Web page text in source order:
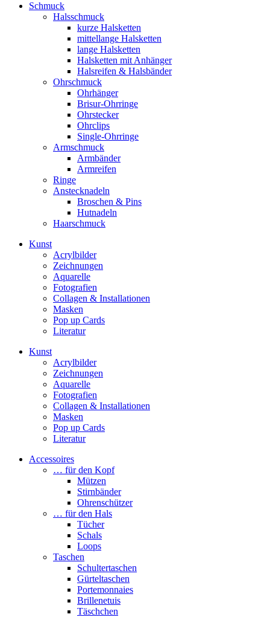
Schmuck
Halsschmuck
kurze Halsketten
mittellange Halsketten
lange Halsketten
Halsketten mit Anhänger
Halsreifen & Halsbänder
Ohrschmuck
Ohrhänger
Brisur-Ohrringe
Ohrstecker
Ohrclips
Single-Ohrringe
Armschmuck
Armbänder
Armreifen
Ringe
Anstecknadeln
Broschen & Pins
Hutnadeln
Haarschmuck
Kunst
Acrylbilder
Zeichnungen
Aquarelle
Fotografien
Collagen & Installationen
Masken
Pop up Cards
Literatur
Kunst
Acrylbilder
Zeichnungen
Aquarelle
Fotografien
Collagen & Installationen
Masken
Pop up Cards
Literatur
Accessoires
… für den Kopf
Mützen
Stirnbänder
Ohrenschützer
… für den Hals
Tücher
Schals
Loops
Taschen
Schultertaschen
Gürteltaschen
Portemonnaies
Brillenetuis
Täschchen